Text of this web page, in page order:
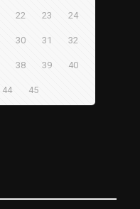
22 23 24
30 31 32
38 39 40
44 45